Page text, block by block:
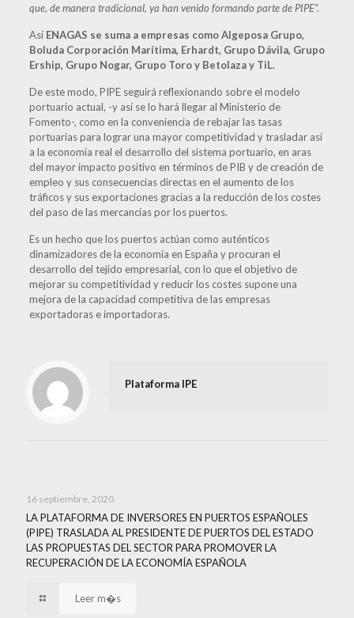
que, de manera tradicional, ya han venido formando parte de PIPE”.
Así ENAGAS se suma a empresas como Algeposa Grupo,
Boluda Corporación Marítima, Erhardt, Grupo Dávila, Grupo
Ership, Grupo Nogar, Grupo Toro y Betolaza y TiL.
De este modo, PIPE seguirá reflexionando sobre el modelo
portuario actual, -y así se lo hará llegar al Ministerio de
Fomento-, como en la conveniencia de rebajar las tasas
portuarias para lograr una mayor competitividad y trasladar así
a la economía real el desarrollo del sistema portuario, en aras
del mayor impacto positivo en términos de PIB y de creación de
empleo y sus consecuencias directas en el aumento de los
tráficos y sus exportaciones gracias a la reducción de los costes
del paso de las mercancías por los puertos.
Es un hecho que los puertos actúan como auténticos
dinamizadores de la economía en España y procuran el
desarrollo del tejido empresarial, con lo que el objetivo de
mejorar su competitividad y reducir los costes supone una
mejora de la capacidad competitiva de las empresas
exportadoras e importadoras.
Plataforma IPE
16 septiembre, 2020
LA PLATAFORMA DE INVERSORES EN PUERTOS ESPAÑOLES
(PIPE) TRASLADA AL PRESIDENTE DE PUERTOS DEL ESTADO
LAS PROPUESTAS DEL SECTOR PARA PROMOVER LA
RECUPERACIÓN DE LA ECONOMÍA ESPAÑOLA
Leer m�s